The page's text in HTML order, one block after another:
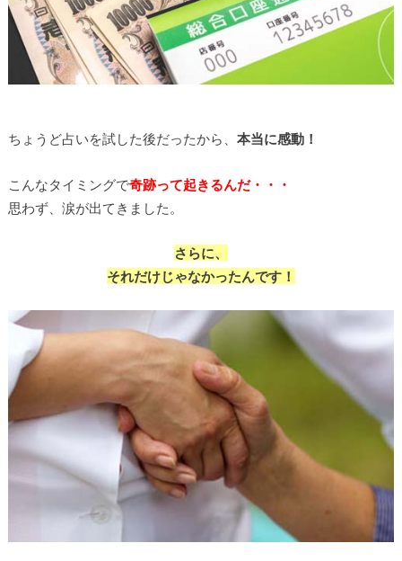
ちょうど占いを試した後だったから、 本当に感動！
こんなタイミングで奇跡って起きるんだ・・・
思わず、涙が出てきました。
さらに、
それだけじゃなかったんです！